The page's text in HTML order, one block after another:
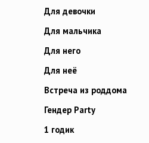
Для девочки
Для мальчика
Для него
Для неё
Встреча из роддома
Гендер Party
1 годик